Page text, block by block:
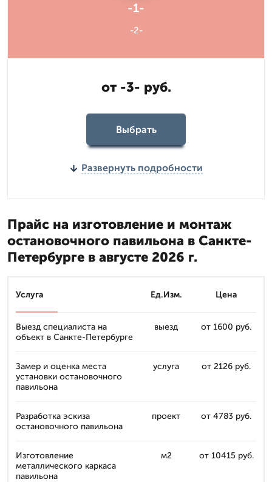
-1-
-2-
от -3- руб.
Выбрать
Развернуть подробности
Прайс на изготовление и монтаж
остановочного павильона в Санкте-
Петербурге в августе 2026 г.
Услуга Ед.Изм. Цена
Выезд специалиста на
объект в Санкте-Петербурге
выезд от 1600 руб.
Замер и оценка места
установки остановочного
павильона
услуга от 2126 руб.
Разработка эскиза
остановочного павильона
проект от 4783 руб.
Изготовление
металлического каркаса
павильона
м2 от 10415 руб.